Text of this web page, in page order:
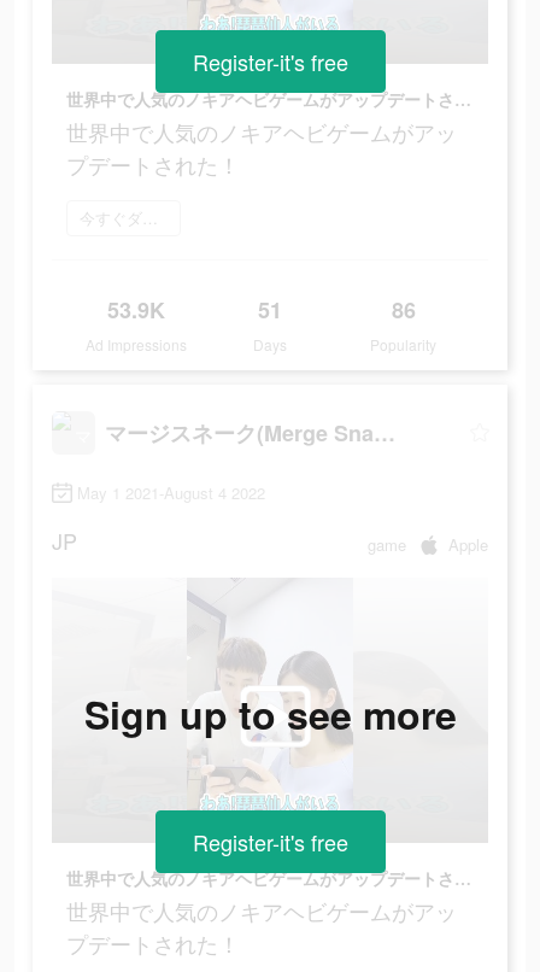
世界中で人気のノキアヘビゲームがアップデートされた！
世界中で人気のノキアヘビゲームがアッ
プデートされた！
今すぐダウンロード
53.9K
Ad Impressions
51
Days
86
Popularity
Register-it's free
マージスネーク(Merge Snake!)
May 1 2021-August 4 2022
JP game Apple
世界中で人気のノキアヘビゲームがアップデートされた！
世界中で人気のノキアヘビゲームがアッ
プデートされた！
Sign up to see more
Register-it's free